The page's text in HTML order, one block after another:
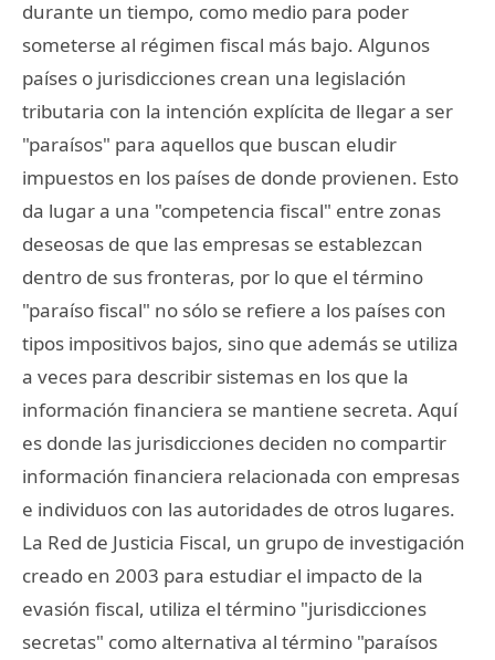
durante un tiempo, como medio para poder
someterse al régimen fiscal más bajo. Algunos
países o jurisdicciones crean una legislación
tributaria con la intención explícita de llegar a ser
"paraísos" para aquellos que buscan eludir
impuestos en los países de donde provienen. Esto
da lugar a una "competencia fiscal" entre zonas
deseosas de que las empresas se establezcan
dentro de sus fronteras, por lo que el término
"paraíso fiscal" no sólo se refiere a los países con
tipos impositivos bajos, sino que además se utiliza
a veces para describir sistemas en los que la
información financiera se mantiene secreta. Aquí
es donde las jurisdicciones deciden no compartir
información financiera relacionada con empresas
e individuos con las autoridades de otros lugares.
La Red de Justicia Fiscal, un grupo de investigación
creado en 2003 para estudiar el impacto de la
evasión fiscal, utiliza el término "jurisdicciones
secretas" como alternativa al término "paraísos